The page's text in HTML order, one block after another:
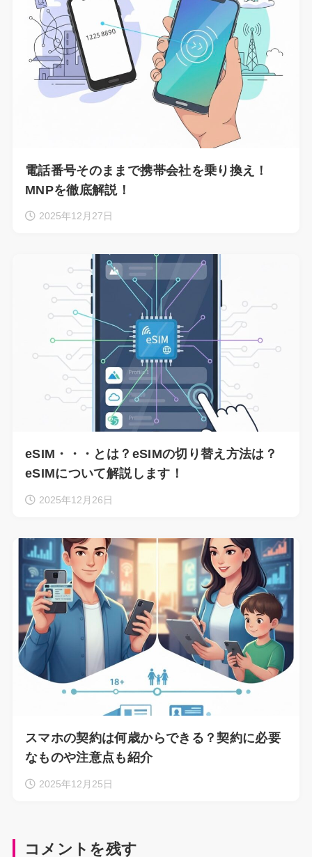
電話番号そのままで携帯会社を乗り換え！
MNPを徹底解説！
2025年12月27日
eSIM・・・とは？eSIMの切り替え方法は？
eSIMについて解説します！
2025年12月26日
スマホの契約は何歳からできる？契約に必要
なものや注意点も紹介
2025年12月25日
コメントを残す